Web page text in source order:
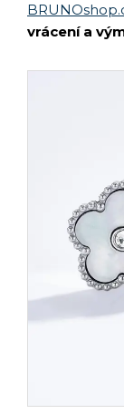
vrácení a